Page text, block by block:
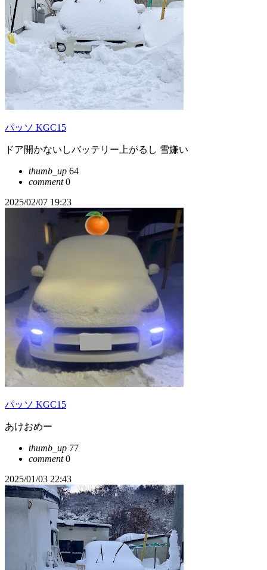
パッソ KGC15
ドア開かないしバッテリー上がるし 雪嫌い
thumb_up 64
comment0
2025/02/07 19:23
パッソ KGC15
あけおめー
thumb_up 77
comment0
2025/01/03 22:43